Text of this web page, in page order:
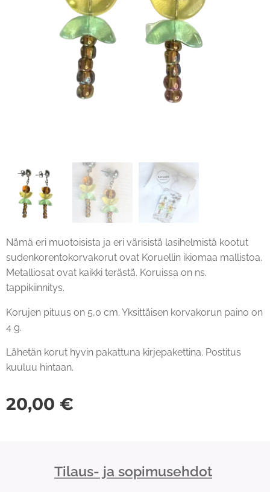
Nämä eri muotoisista ja eri värisistä lasihelmistä kootut
sudenkorentokorvakorut ovat Koruellin ikiomaa mallistoa.
Metalliosat ovat kaikki terästä. Koruissa on ns.
tappikiinnitys.
Korujen pituus on 5,0 cm. Yksittäisen korvakorun paino on
4 g.
Lähetän korut hyvin pakattuna kirjepakettina. Postitus
kuuluu hintaan.
20,00 €
Tilaus- ja sopimusehdot